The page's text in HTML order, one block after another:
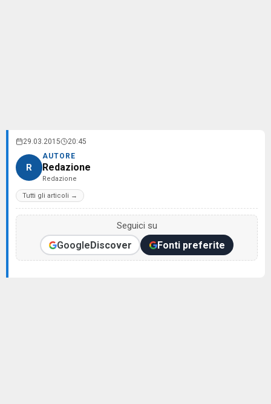
29.03.2015 20:45
R
AUTORE
Redazione
Redazione
Tutti gli articoli →
Seguici su
GoogleDiscover Fonti preferite